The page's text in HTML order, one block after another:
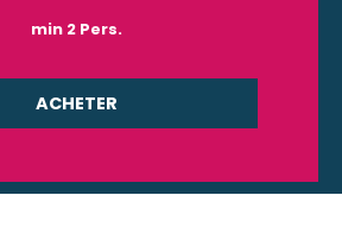
min 2 Pers.
ACHETER